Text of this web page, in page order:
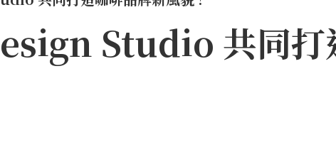
Studio 共同打